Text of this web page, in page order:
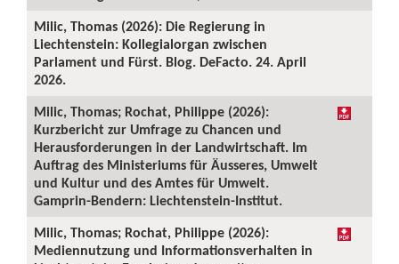
Milic, Thomas (2026): Die Regierung in
Liechtenstein: Kollegialorgan zwischen
Parlament und Fürst. Blog. DeFacto. 24. April
2026.
Milic, Thomas; Rochat, Philippe (2026):
Kurzbericht zur Umfrage zu Chancen und
Herausforderungen in der Landwirtschaft. Im
Auftrag des Ministeriums für Äusseres, Umwelt
und Kultur und des Amtes für Umwelt.
Gamprin-Bendern: Liechtenstein-Institut.
Milic, Thomas; Rochat, Philippe (2026):
Mediennutzung und Informationsverhalten in